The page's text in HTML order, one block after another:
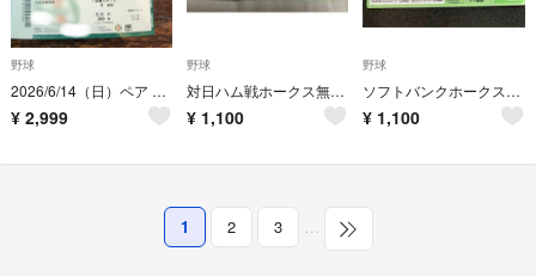
野球
2026/6/14（日）ペア ソフトバンク対ベイスターズペアチケット
¥ 2,999
野球
対日ハム戦ホークス無料引換券
¥ 1,100
野球
ソフトバンクホークス対日ハム戦入場無料引換券
¥ 1,100
1 2 3 …